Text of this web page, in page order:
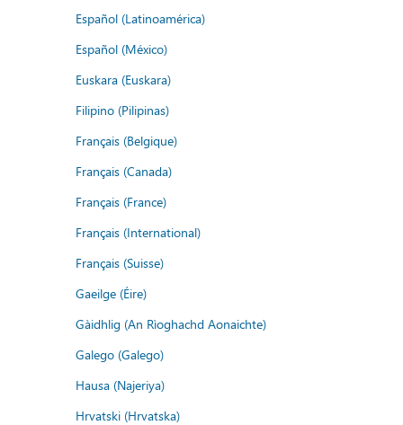
Español (Latinoamérica)
Español (México)
Euskara (Euskara)
Filipino (Pilipinas)
Français (Belgique)
Français (Canada)
Français (France)
Français (International)
Français (Suisse)
Gaeilge (Éire)
Gàidhlig (An Rìoghachd Aonaichte)
Galego (Galego)
Hausa (Najeriya)
Hrvatski (Hrvatska)